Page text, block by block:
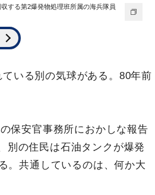
する第2爆発物処理班所属の海兵隊員
いる別の気球がある。80年前
保安官事務所におかしな報告
別の住民は石油タンクが爆発
。共通しているのは、何か大